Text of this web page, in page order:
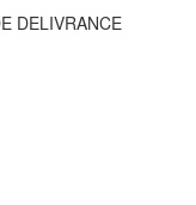
DELIVRANCE